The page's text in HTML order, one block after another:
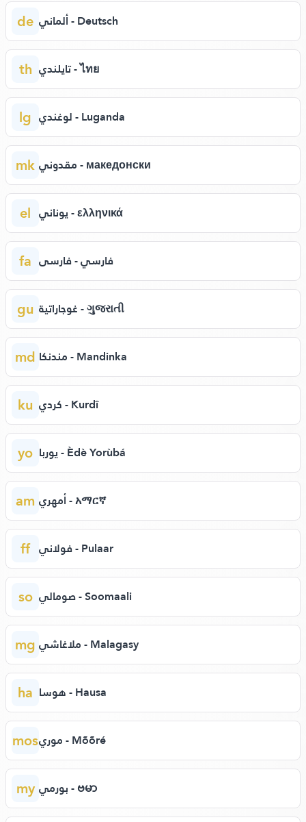
de ألماني - Deutsch
th تايلندي - ไทย
lg لوغندي - Luganda
mk مقدوني - македонски
el يوناني - ελληνικά
fa فارسي - فارسی
gu غوجاراتية - ગુજરાતી
md مندنكا - Mandinka
ku كردي - Kurdî
yo يوربا - Èdè Yorùbá
am أمهري - አማርኛ
ff فولاني - Pulaar
so صومالي - Soomaali
mg ملاغاشي - Malagasy
ha هوسا - Hausa
mos موري - Mõõré
my بورمي - ဗမာ